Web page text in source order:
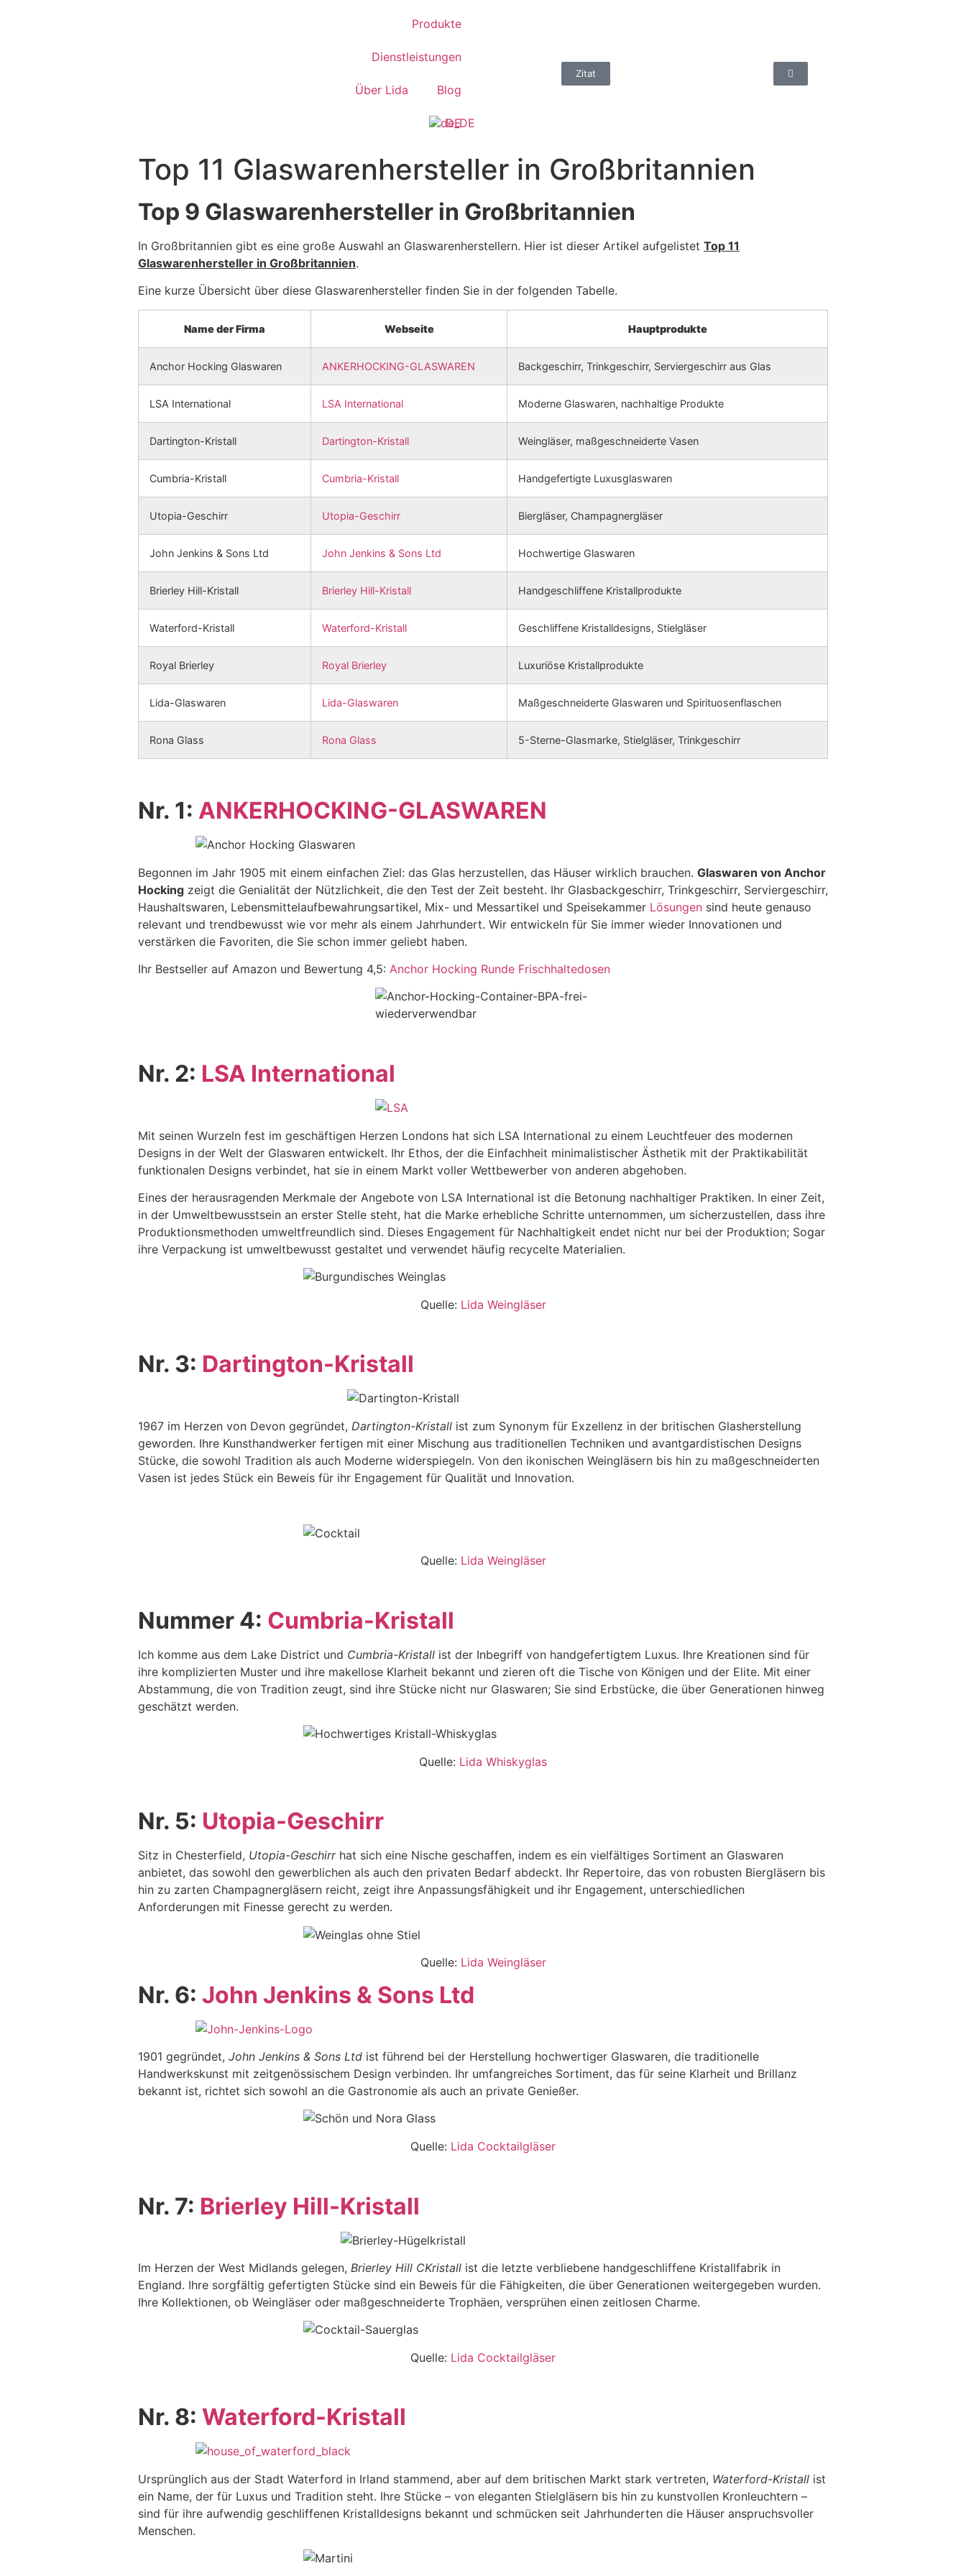
Produkte
Dienstleistungen
Über Lida Blog
DE
Zitat
Top 11 Glaswarenhersteller in Großbritannien
Top 9 Glaswarenhersteller in Großbritannien
In Großbritannien gibt es eine große Auswahl an Glaswarenherstellern. Hier ist dieser Artikel aufgelistet Top 11
Glaswarenhersteller in Großbritannien.
Eine kurze Übersicht über diese Glaswarenhersteller finden Sie in der folgenden Tabelle.
Name der Firma Webseite Hauptprodukte
Anchor Hocking Glaswaren ANKERHOCKING-GLASWAREN Backgeschirr, Trinkgeschirr, Serviergeschirr aus Glas
LSA International LSA International Moderne Glaswaren, nachhaltige Produkte
Dartington-Kristall Dartington-Kristall Weingläser, maßgeschneiderte Vasen
Cumbria-Kristall Cumbria-Kristall Handgefertigte Luxusglaswaren
Utopia-Geschirr Utopia-Geschirr Biergläser, Champagnergläser
John Jenkins & Sons Ltd John Jenkins & Sons Ltd Hochwertige Glaswaren
Brierley Hill-Kristall Brierley Hill-Kristall Handgeschliffene Kristallprodukte
Waterford-Kristall Waterford-Kristall Geschliffene Kristalldesigns, Stielgläser
Royal Brierley Royal Brierley Luxuriöse Kristallprodukte
Lida-Glaswaren Lida-Glaswaren Maßgeschneiderte Glaswaren und Spirituosenflaschen
Rona Glass Rona Glass 5-Sterne-Glasmarke, Stielgläser, Trinkgeschirr
Nr. 1: ANKERHOCKING-GLASWAREN
Begonnen im Jahr 1905 mit einem einfachen Ziel: das Glas herzustellen, das Häuser wirklich brauchen. Glaswaren von Anchor
Hocking zeigt die Genialität der Nützlichkeit, die den Test der Zeit besteht. Ihr Glasbackgeschirr, Trinkgeschirr, Serviergeschirr,
Haushaltswaren, Lebensmittelaufbewahrungsartikel, Mix- und Messartikel und Speisekammer Lösungen sind heute genauso
relevant und trendbewusst wie vor mehr als einem Jahrhundert. Wir entwickeln für Sie immer wieder Innovationen und
verstärken die Favoriten, die Sie schon immer geliebt haben.
Ihr Bestseller auf Amazon und Bewertung 4,5: Anchor Hocking Runde Frischhaltedosen
Nr. 2: LSA International
Mit seinen Wurzeln fest im geschäftigen Herzen Londons hat sich LSA International zu einem Leuchtfeuer des modernen
Designs in der Welt der Glaswaren entwickelt. Ihr Ethos, der die Einfachheit minimalistischer Ästhetik mit der Praktikabilität
funktionalen Designs verbindet, hat sie in einem Markt voller Wettbewerber von anderen abgehoben.
Eines der herausragenden Merkmale der Angebote von LSA International ist die Betonung nachhaltiger Praktiken. In einer Zeit,
in der Umweltbewusstsein an erster Stelle steht, hat die Marke erhebliche Schritte unternommen, um sicherzustellen, dass ihre
Produktionsmethoden umweltfreundlich sind. Dieses Engagement für Nachhaltigkeit endet nicht nur bei der Produktion; Sogar
ihre Verpackung ist umweltbewusst gestaltet und verwendet häufig recycelte Materialien.
Quelle: Lida Weingläser
Nr. 3: Dartington-Kristall
1967 im Herzen von Devon gegründet, Dartington-Kristall ist zum Synonym für Exzellenz in der britischen Glasherstellung
geworden. Ihre Kunsthandwerker fertigen mit einer Mischung aus traditionellen Techniken und avantgardistischen Designs
Stücke, die sowohl Tradition als auch Moderne widerspiegeln. Von den ikonischen Weingläsern bis hin zu maßgeschneiderten
Vasen ist jedes Stück ein Beweis für ihr Engagement für Qualität und Innovation.
Quelle: Lida Weingläser
Nummer 4: Cumbria-Kristall
Ich komme aus dem Lake District und Cumbria-Kristall ist der Inbegriff von handgefertigtem Luxus. Ihre Kreationen sind für
ihre komplizierten Muster und ihre makellose Klarheit bekannt und zieren oft die Tische von Königen und der Elite. Mit einer
Abstammung, die von Tradition zeugt, sind ihre Stücke nicht nur Glaswaren; Sie sind Erbstücke, die über Generationen hinweg
geschätzt werden.
Quelle: Lida Whiskyglas
Nr. 5: Utopia-Geschirr
Sitz in Chesterfield, Utopia-Geschirrhat sich eine Nische geschaffen, indem es ein vielfältiges Sortiment an Glaswaren
anbietet, das sowohl den gewerblichen als auch den privaten Bedarf abdeckt. Ihr Repertoire, das von robusten Biergläsern bis
hin zu zarten Champagnergläsern reicht, zeigt ihre Anpassungsfähigkeit und ihr Engagement, unterschiedlichen
Anforderungen mit Finesse gerecht zu werden.
Quelle: Lida Weingläser
Nr. 6: John Jenkins & Sons Ltd
1901 gegründet, John Jenkins & Sons Ltd ist führend bei der Herstellung hochwertiger Glaswaren, die traditionelle
Handwerkskunst mit zeitgenössischem Design verbinden. Ihr umfangreiches Sortiment, das für seine Klarheit und Brillanz
bekannt ist, richtet sich sowohl an die Gastronomie als auch an private Genießer.
Quelle: Lida Cocktailgläser
Nr. 7: Brierley Hill-Kristall
Im Herzen der West Midlands gelegen, Brierley Hill CKristall ist die letzte verbliebene handgeschliffene Kristallfabrik in
England. Ihre sorgfältig gefertigten Stücke sind ein Beweis für die Fähigkeiten, die über Generationen weitergegeben wurden.
Ihre Kollektionen, ob Weingläser oder maßgeschneiderte Trophäen, versprühen einen zeitlosen Charme.
Quelle: Lida Cocktailgläser
Nr. 8: Waterford-Kristall
Ursprünglich aus der Stadt Waterford in Irland stammend, aber auf dem britischen Markt stark vertreten, Waterford-Kristall ist
ein Name, der für Luxus und Tradition steht. Ihre Stücke – von eleganten Stielgläsern bis hin zu kunstvollen Kronleuchtern –
sind für ihre aufwendig geschliffenen Kristalldesigns bekannt und schmücken seit Jahrhunderten die Häuser anspruchsvoller
Menschen.